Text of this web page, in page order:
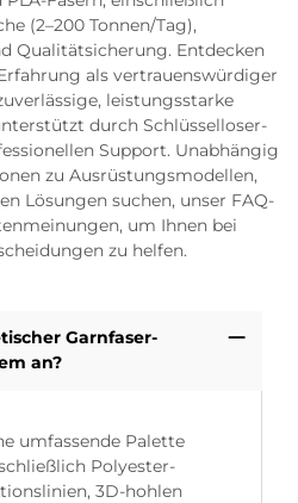
(2–200 Tonnen/Tag),
Qualitätsicherung. Entdecken
als vertrauenswürdiger
leistungsstarke
durch Schlüsselloser-
Support. Unabhängig
zu Ausrüstungsmodellen,
Lösungen suchen, unser FAQ-
um Ihnen bei
zu helfen.
Garnfaser-
an?
umfassende Palette
Polyester-
3D-hohlen